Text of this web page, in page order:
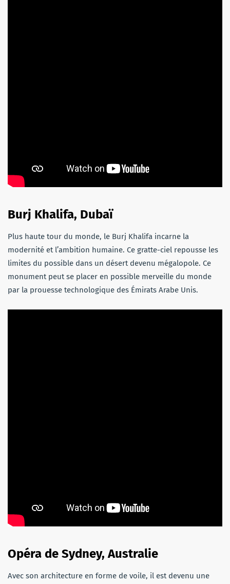
Burj Khalifa, Dubaï
Plus haute tour du monde, le Burj Khalifa incarne la
modernité et l’ambition humaine. Ce gratte-ciel repousse les
limites du possible dans un désert devenu mégalopole. Ce
monument peut se placer en possible merveille du monde
par la prouesse technologique des Émirats Arabe Unis.
Opéra de Sydney, Australie
Avec son architecture en forme de voile, il est devenu une